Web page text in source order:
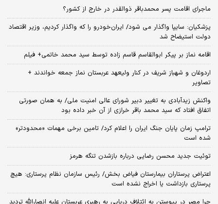
ماجرای اقامت پسر محمدباقر ذوالقدر در خارج از کشور؟
پزشکیان: سایپا واگذار می شود/ ایران‌خودرو را که واگذار کردیم، وزیر اقتصاد
دولت استیضاح شد
اقامه نماز بر پیکر ابوالقاسم قاسم زاده توسط سید محمد خاتمی+ فیلم
اردوغان و شهباز شریف در کنار ولیعهد عربستان نماز جمعه خواندند +
تصاویر
واکنش زیدآبادی به تغییر دبیر شورای عالی امنیت ملی/ به همان صورتی
اتفاق افتاد که سید محمد باقر خرازی از آن خبر داده بود
ترامپ زمان پایان جنگ ایران را اعلام کرد/ تامین برخی مهمات «محدودتر»
شده است
توئیت جدید محسن رضایی درباره بازشدن تنگه هرمز
اعتراض پرستاران بیمارستان فیاض بخش/ رئیس سازمان نظام پرستاری: هیچ
پرستاری بازداشت یا اخراج نشده است
چرا مصر در پیوستن به ائتلاف دریایی به رهبری عربستان علیه انصارالله تردید